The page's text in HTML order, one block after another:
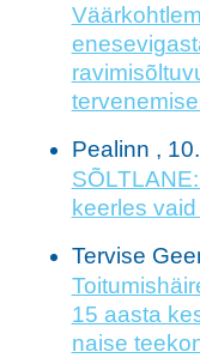
Pealinn ,
keerles
Tervise
15 aasta
naise